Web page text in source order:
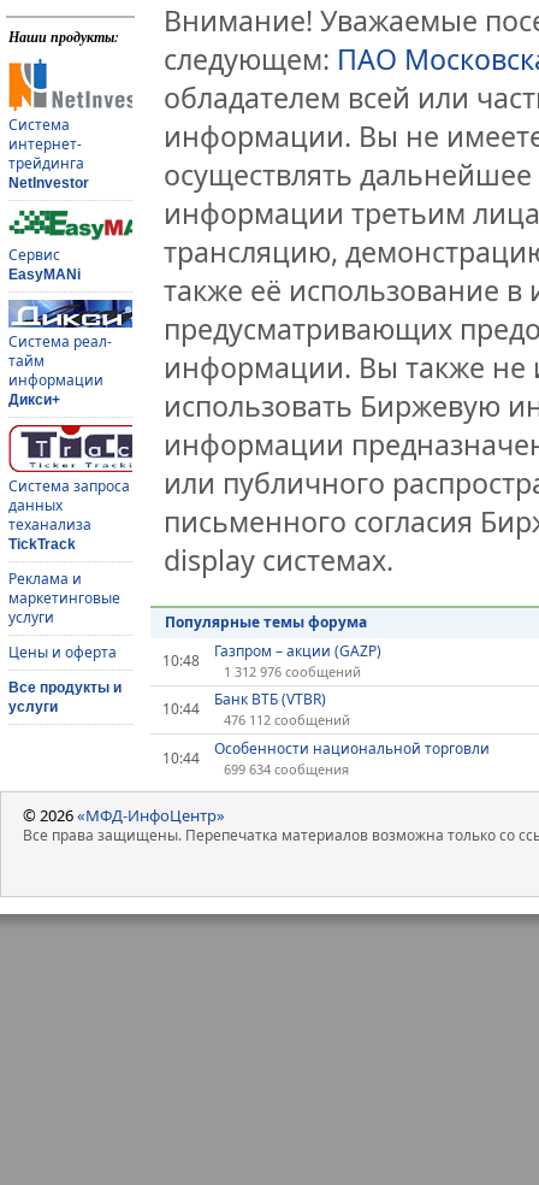
Наши продукты:
Система
интернет-
трейдинга
NetInvestor
Сервис
EasyMANi
Система реал-
тайм
информации
Дикси+
Система запроса
данных
теханализа
TickTrack
Реклама и
маркетинговые
услуги
Цены и оферта
Все продукты и
услуги
Внимание! Уважаемые
следующем: ПАО
обладателем всей или
информации. Вы не
осуществлять
информации третьим
трансляцию,
также её использование
предусматривающих
информации. Вы также не
использовать Биржевую
информации
или публичного
письменного согласия
display системах.
Популярные темы форума
10:48
Газпром – акции (GAZP)
1 312 976 сообщений
10:44 Банк ВТБ (VTBR)
476 112 сообщений
10:44 Особенности национальной торговли
699 634 сообщения
© 2026«МФД-ИнфоЦентр»
Все права защищены. Перепечатка материалов возможна только со